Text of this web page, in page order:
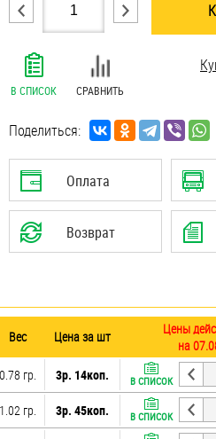
В СПИСОК СРАВНИТЬ
Поделиться:
Оплата
Возврат
Вес Цена за шт
Цены
на
0.78 гр. 3р. 14коп. В СПИСОК
1.02 гр. 3р. 45коп. В СПИСОК